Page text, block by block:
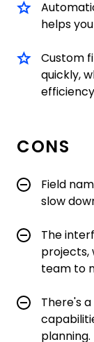
helps
Custom
quickly,
CONS
Field
slow
The
projects,
team to
There's
planning.